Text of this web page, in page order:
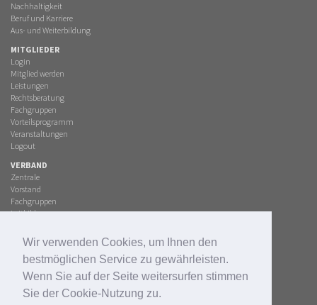
Wir verwenden Cookies, um Ihnen den
bestmöglichen Service zu gewährleisten.
Wenn Sie auf der Seite weitersurfen stimmen
Sie der Cookie-Nutzung zu.
Nachhaltigkeit
Beruf und Karriere
Aus- und Weiterbildung
MITGLIEDER
Login
Mitglied werden
Leistungen
Rechtsberatung
Fachgruppen
Vorteilsprogramm
Veranstaltungen
Logout
VERBAND
Zentrale
Vorstand
Fachgruppen
Leitbild
Mitgliedschaft
SERVICE
Presse
Datenschutz